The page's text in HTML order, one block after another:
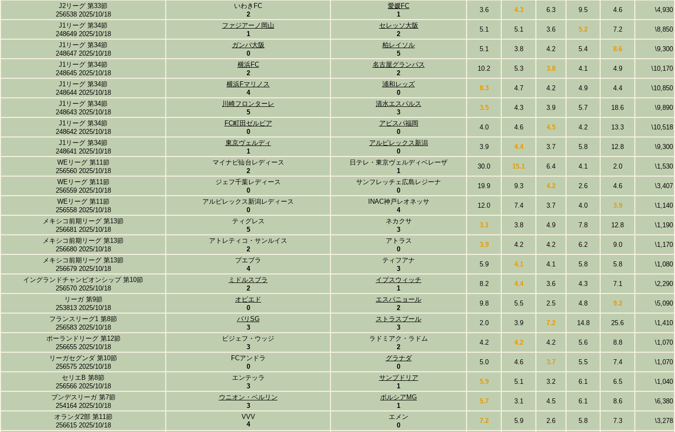
J2リーグ 第33節
256538 2025/10/18
いわきFC
2
愛媛FC
1
3.6 4.3 6.3 9.5 4.6 \4,930
J1リーグ 第34節
248649 2025/10/18
ファジアーノ岡山
1
セレッソ大阪
2
5.1 5.1 3.6 5.2 7.2 \8,850
J1リーグ 第34節
248647 2025/10/18
ガンバ大阪
0
柏レイソル
5
5.1 3.8 4.2 5.4 8.6 \9,300
J1リーグ 第34節
248645 2025/10/18
横浜FC
2
名古屋グランパス
2
10.2 5.3 3.8 4.1 4.9 \10,170
J1リーグ 第34節
248644 2025/10/18
横浜Fマリノス
4
浦和レッズ
0
8.3 4.7 4.2 4.9 4.4 \10,850
J1リーグ 第34節
248643 2025/10/18
川崎フロンターレ
5
清水エスパルス
3
3.5 4.3 3.9 5.7 18.6 \9,890
J1リーグ 第34節
248642 2025/10/18
FC町田ゼルビア
0
アビスパ福岡
0
4.0 4.6 4.5 4.2 13.3 \10,518
J1リーグ 第34節
248641 2025/10/18
東京ヴェルディ
1
アルビレックス新潟
0
3.9 4.4 3.7 5.8 12.8 \9,300
WEリーグ 第11節
256560 2025/10/18
マイナビ仙台レディース
2
日テレ・東京ヴェルディベレーザ
1
30.0 15.1 6.4 4.1 2.0 \1,530
WEリーグ 第11節
256559 2025/10/18
ジェフ千葉レディース
0
サンフレッチェ広島レジーナ
0
19.9 9.3 4.2 2.6 4.6 \3,407
WEリーグ 第11節
256558 2025/10/18
アルビレックス新潟レディース
0
INAC神戸レオネッサ
4
12.0 7.4 3.7 4.0 3.9 \1,140
メキシコ前期リーグ 第13節
256681 2025/10/18
ティグレス
5
ネカクサ
3
3.1 3.8 4.9 7.8 12.8 \1,190
メキシコ前期リーグ 第13節
256680 2025/10/18
アトレティコ・サンルイス
2
アトラス
0
3.9 4.2 4.2 6.2 9.0 \1,170
メキシコ前期リーグ 第13節
256679 2025/10/18
プエブラ
4
ティフアナ
3
5.9 4.1 4.1 5.8 5.8 \1,080
イングランドチャンピオンシップ 第10節
256570 2025/10/18
ミドルスブラ
2
イプスウィッチ
1
8.2 4.4 3.6 4.3 7.1 \2,290
リーガ 第9節
253813 2025/10/18
オビエド
0
エスパニョール
2
9.8 5.5 2.5 4.8 9.2 \5,090
フランスリーグ1 第8節
256583 2025/10/18
パリSG
3
ストラスブール
3
2.0 3.9 7.2 14.8 25.6 \1,410
ポーランドリーグ 第12節
256655 2025/10/18
ビジェフ・ウッジ
3
ラドミアク・ラドム
2
4.2 4.2 4.2 5.6 8.8 \1,070
リーガセグンダ 第10節
256575 2025/10/18
FCアンドラ
0
グラナダ
0
5.0 4.6 3.7 5.5 7.4 \1,070
セリエB 第8節
256566 2025/10/18
エンテッラ
3
サンプドリア
1
5.9 5.1 3.2 6.1 6.5 \1,040
ブンデスリーガ 第7節
254164 2025/10/18
ウニオン・ベルリン
3
ボルシアMG
1
5.7 3.1 4.5 6.1 8.6 \6,380
オランダ2部 第11節
256615 2025/10/18
VVV
4
エメン
0
7.2 5.9 2.6 5.8 7.3 \3,278